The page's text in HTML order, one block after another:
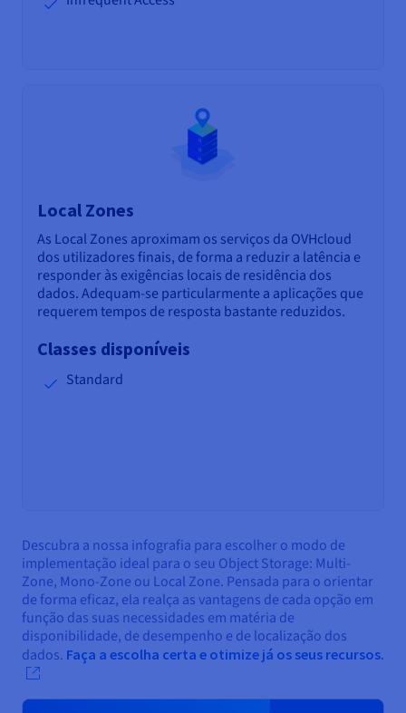
Local Zones
As Local Zones aproximam os serviços da OVHcloud
dos utilizadores finais, de forma a reduzir a latência e
responder às exigências locais de residência dos
dados. Adequam-se particularmente a aplicações que
requerem tempos de resposta bastante reduzidos.
Classes disponíveis
Standard
Descubra a nossa infografia para escolher o modo de
implementação ideal para o seu Object Storage: Multi-
Zone, Mono-Zone ou Local Zone. Pensada para o orientar
de forma eficaz, ela realça as vantagens de cada opção em
função das suas necessidades em matéria de
disponibilidade, de desempenho e de localização dos
dados. Faça a escolha certa e otimize já os seus recursos.